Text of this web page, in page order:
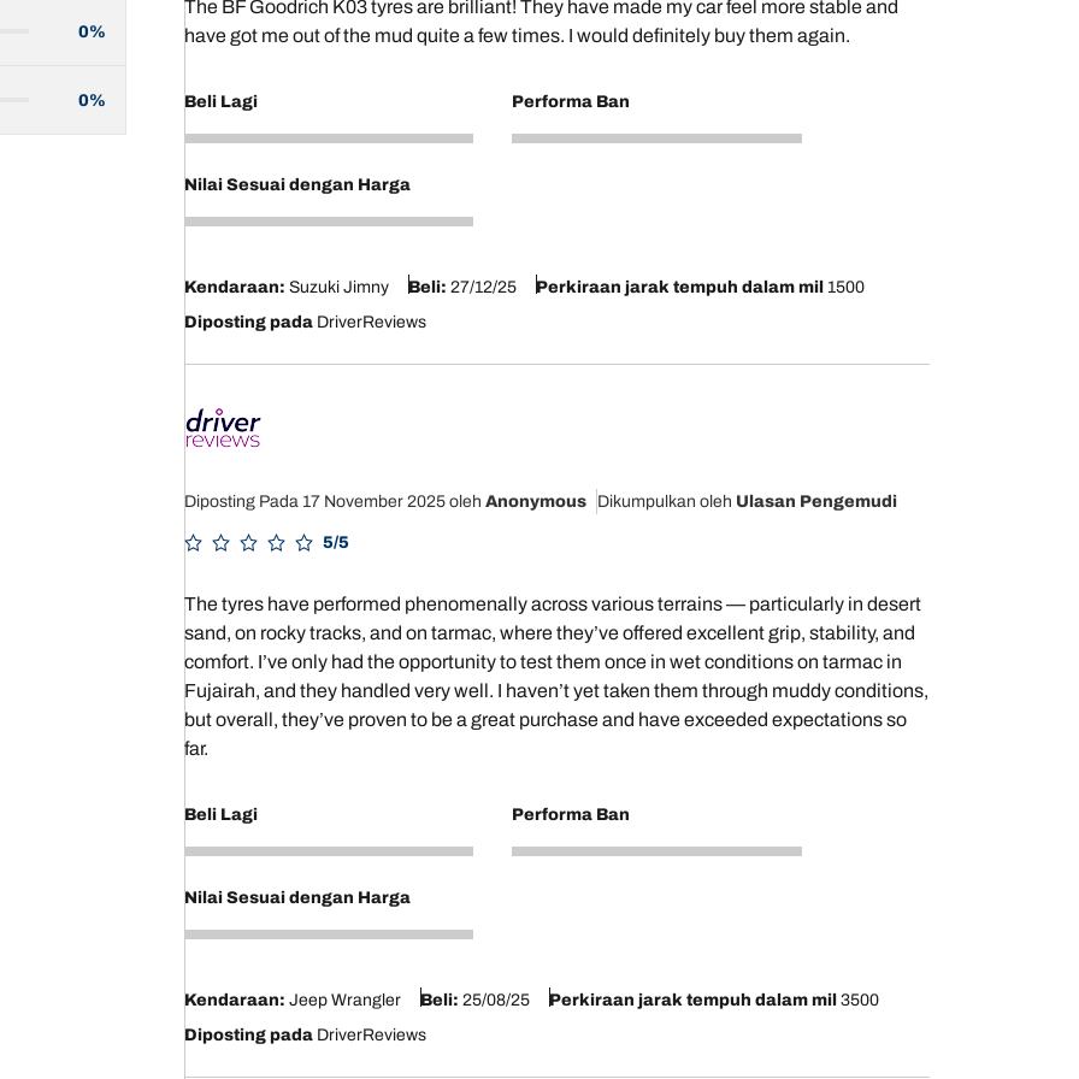
0%
0%
The BF Goodrich K03 tyres are brilliant! They have made my car feel more stable and
have got me out of the mud quite a few times. I would definitely buy them again.
Beli Lagi
5
Performa Ban
4
Nilai Sesuai dengan Harga
4
Kendaraan: Suzuki Jimny Beli: 27/12/25 Perkiraan jarak tempuh dalam mil 1500
Diposting padaDriverReviews
Diposting Pada 17 November 2025 oleh Anonymous Dikumpulkan oleh Ulasan Pengemudi
5/5
The tyres have performed phenomenally across various terrains — particularly in desert
sand, on rocky tracks, and on tarmac, where they’ve offered excellent grip, stability, and
comfort. I’ve only had the opportunity to test them once in wet conditions on tarmac in
Fujairah, and they handled very well. I haven’t yet taken them through muddy conditions,
but overall, they’ve proven to be a great purchase and have exceeded expectations so
far.
Beli Lagi
5
Performa Ban
5
Nilai Sesuai dengan Harga
5
Kendaraan: Jeep Wrangler Beli: 25/08/25 Perkiraan jarak tempuh dalam mil 3500
Diposting padaDriverReviews